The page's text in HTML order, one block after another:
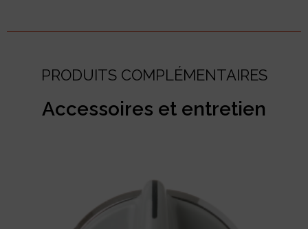
PRODUITS COMPLÉMENTAIRES
Accessoires et entretien